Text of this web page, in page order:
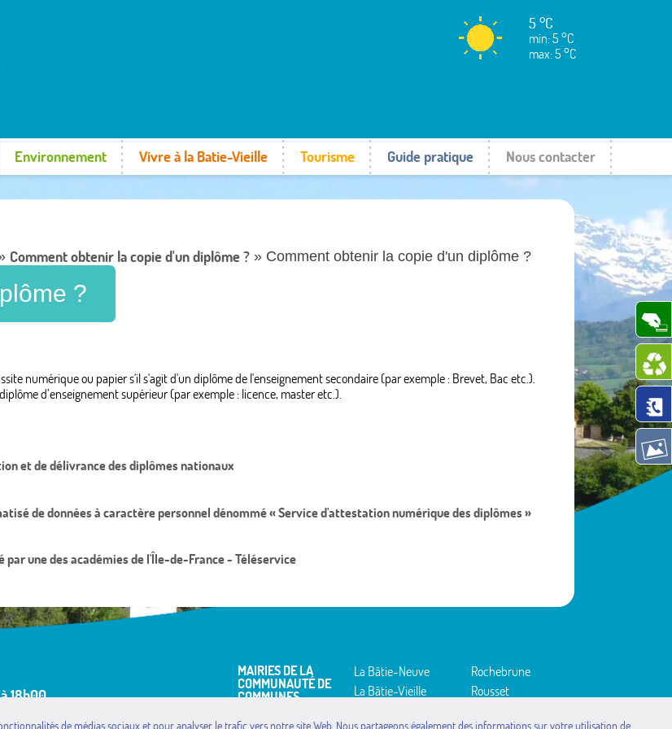
5 °C
min: 5 °C
max: 5 °C
Environnement Vivre à la Batie-Vieille Tourisme Guide pratique Nous contacter
Comment obtenir la copie d'un diplôme ? » Comment obtenir la copie d'un diplôme ?
?
numérique ou papier s'il s'agit d'un diplôme de l'enseignement secondaire (par exemple : Brevet, Bac etc.).
d’enseignement supérieur (par exemple : licence, master etc.).
et de délivrance des diplômes nationaux
de données à caractère personnel dénommé « Service d'attestation numérique des diplômes »
une des académies de l'Île-de-France - Téléservice
18h00
MAIRIES DE LA
COMMUNAUTÉ DE
COMMUNES
La Bâtie-Neuve
La Bâtie-Vieille
Rochebrune
Rousset
Laus
de médias sociaux et pour analyser le trafic vers notre site Web. Nous partageons également des informations sur votre utilisation de